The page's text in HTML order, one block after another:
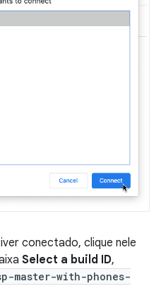
conectado, clique nele
Select a build ID,
master-with-phones-